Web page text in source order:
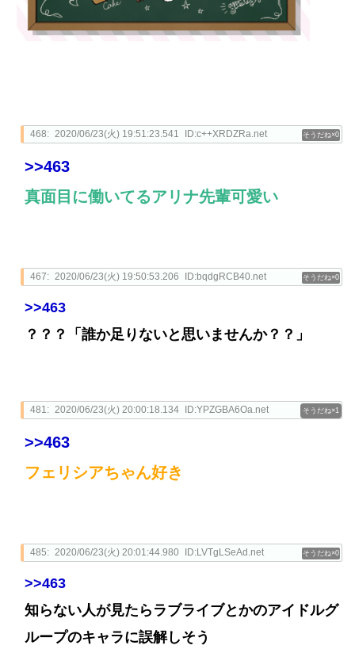
0
468: 2020/06/23(火) 19:51:23.541 ID:c++XRDZRa.net
>>463
真面目に働いてるアリナ先輩可愛い
0
467: 2020/06/23(火) 19:50:53.206 ID:bqdgRCB40.net
>>463
？？？「誰か足りないと思いませんか？？」
1
481: 2020/06/23(火) 20:00:18.134 ID:YPZGBA6Oa.net
>>463
フェリシアちゃん好き
0
485: 2020/06/23(火) 20:01:44.980 ID:LVTgLSeAd.net
>>463
知らない人が見たらラブライブとかのアイドルグ
ループのキャラに誤解しそう